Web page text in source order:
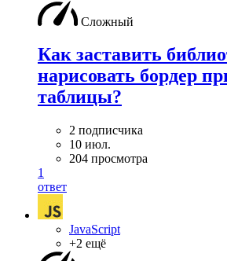
Сложный
Как заставить
нарисовать бордер
таблицы?
2 подписчика
10 июл.
204 просмотра
1
ответ
JavaScript
+2 ещё